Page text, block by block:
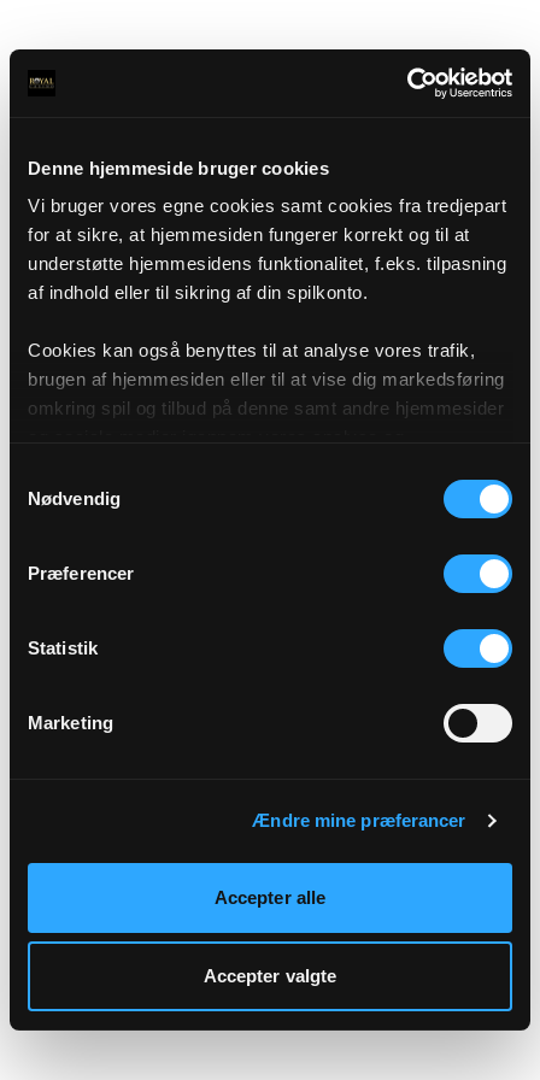
Denne hjemmeside bruger cookies
Vi bruger vores egne cookies samt cookies fra tredjepart
for at sikre, at hjemmesiden fungerer korrekt og til at
understøtte hjemmesidens funktionalitet, f.eks. tilpasning
af indhold eller til sikring af din spilkonto.
Cookies kan også benyttes til at analyse vores trafik,
brugen af hjemmesiden eller til at vise dig markedsføring
omkring spil og tilbud på denne samt andre hjemmesider
af cookies under "Detaljer" eller ved at klikke videre til
vores Cookiepolitik, som du finder i bunden af vores
Nødvendig
Præferencer
Statistik
Marketing
Ændre mine præferancer
Accepter alle
Accepter valgte